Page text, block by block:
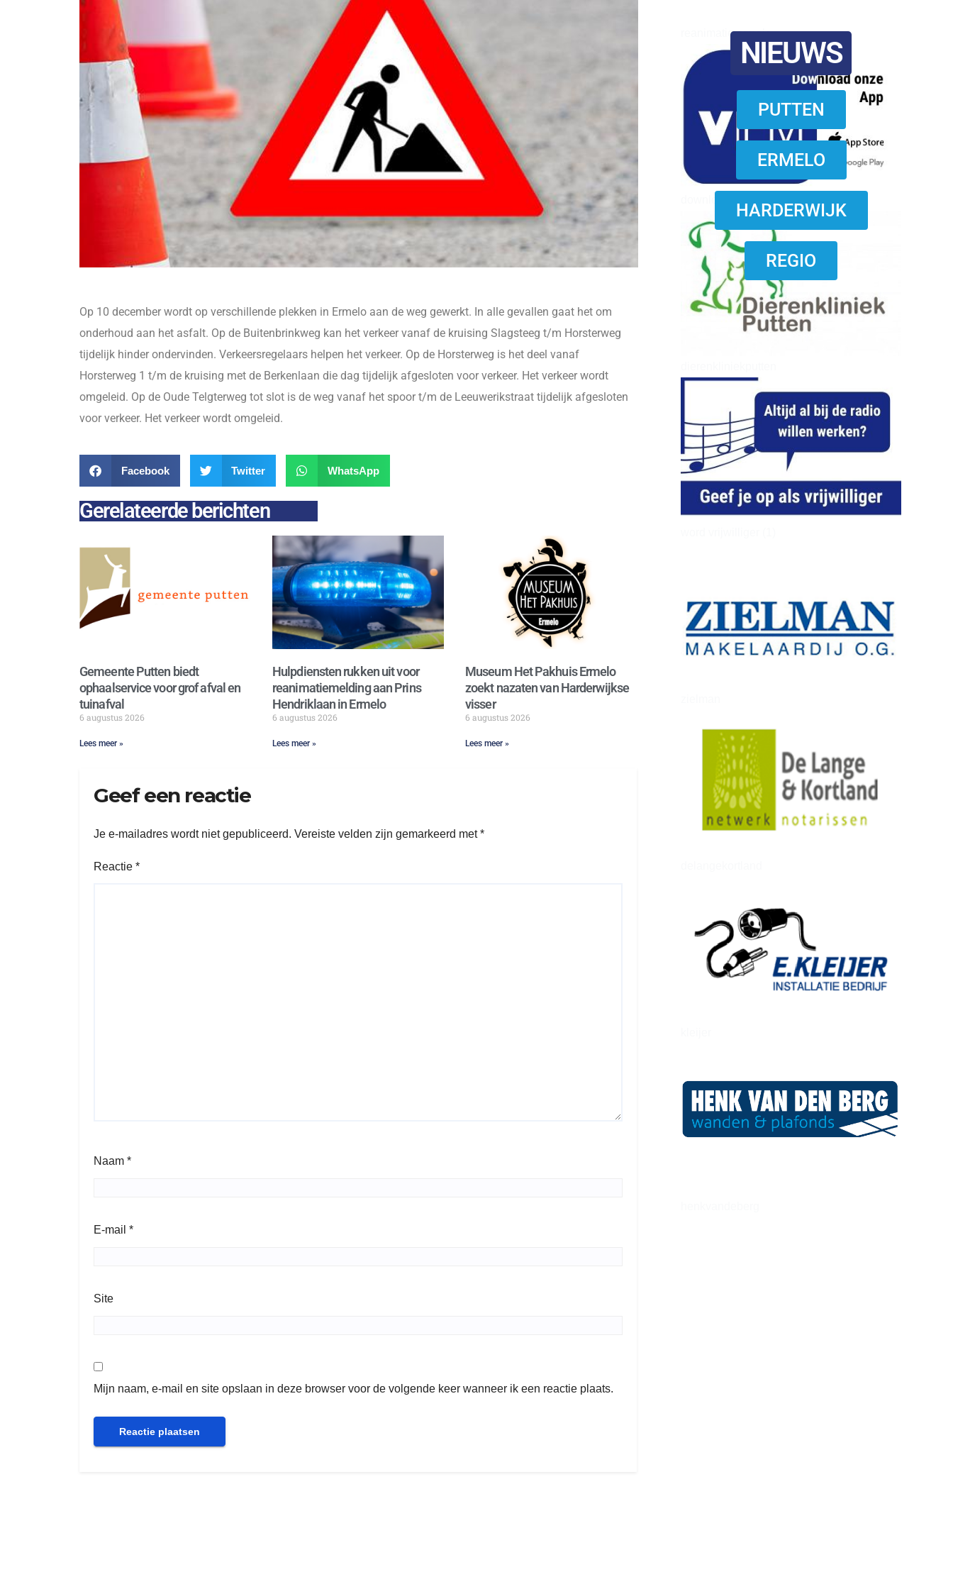
reanimatie ermelo
NIEUWS
PUTTEN
ERMELO
HARDERWIJK
REGIO
Op 10 december wordt op verschillende plekken in Ermelo aan de weg gewerkt. In alle gevallen gaat het om
onderhoud aan het asfalt. Op de Buitenbrinkweg kan het verkeer vanaf de kruising Slagsteeg t/m Horsterweg
tijdelijk hinder ondervinden. Verkeersregelaars helpen het verkeer. Op de Horsterweg is het deel vanaf
Horsterweg 1 t/m de kruising met de Berkenlaan die dag tijdelijk afgesloten voor verkeer. Het verkeer wordt
omgeleid.​​​​​​​ Op de Oude Telgterweg tot slot is de weg vanaf het spoor t/m de Leeuwerikstraat tijdelijk afgesloten
voor verkeer. Het verkeer wordt omgeleid.
Facebook Twitter WhatsApp
Gerelateerde berichten
Gemeente Putten biedt
ophaalservice voor grof afval en
tuinafval
6 augustus 2026
Lees meer »
Hulpdiensten rukken uit voor
reanimatiemelding aan Prins
Hendriklaan in Ermelo
6 augustus 2026
Lees meer »
Museum Het Pakhuis Ermelo
zoekt nazaten van Harderwijkse
visser
6 augustus 2026
Lees meer »
Geef een reactie
Je e-mailadres wordt niet gepubliceerd. Vereiste velden zijn gemarkeerd met*
Reactie *
Naam *
E-mail *
Site
Mijn naam, e-mail en site opslaan in deze browser voor de volgende keer wanneer ik een reactie plaats.